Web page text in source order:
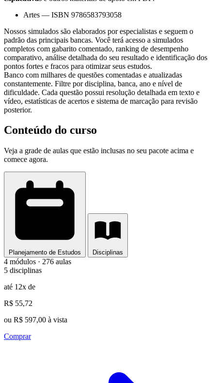
Artes — ISBN 9786583793058
Nossos simulados são elaborados por especialistas e seguem o
padrão das principais bancas. Você terá acesso a simulados
completos com gabarito comentado, ranking de desempenho
comparativo, análise detalhada do seu resultado e identificação dos
pontos fortes e fracos para otimizar seus estudos.
Banco com milhares de questões comentadas e atualizadas
constantemente. Filtre por disciplina, banca, ano e nível de
dificuldade. Cada questão possui resolução detalhada em texto e
vídeo, estatísticas de acertos e sistema de marcação para revisão
posterior.
Conteúdo do curso
Veja a grade de aulas que estão inclusas no seu pacote acima e
comece agora.
Planejamento de Estudos Disciplinas
4 módulos · 276 aulas
5 disciplinas
até 12x de
R$ 55,72
ou R$ 597,00 à vista
Comprar